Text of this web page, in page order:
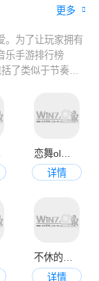
更多
。为了让玩家拥有
乐手游排行榜
了类似于节奏大
详情
不休的音符
详情